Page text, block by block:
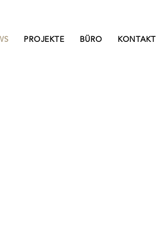
PROJEKTE BÜRO KONTAKT